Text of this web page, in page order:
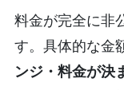
料金が完全に非
す。具体的な金
ンジ・料金が決